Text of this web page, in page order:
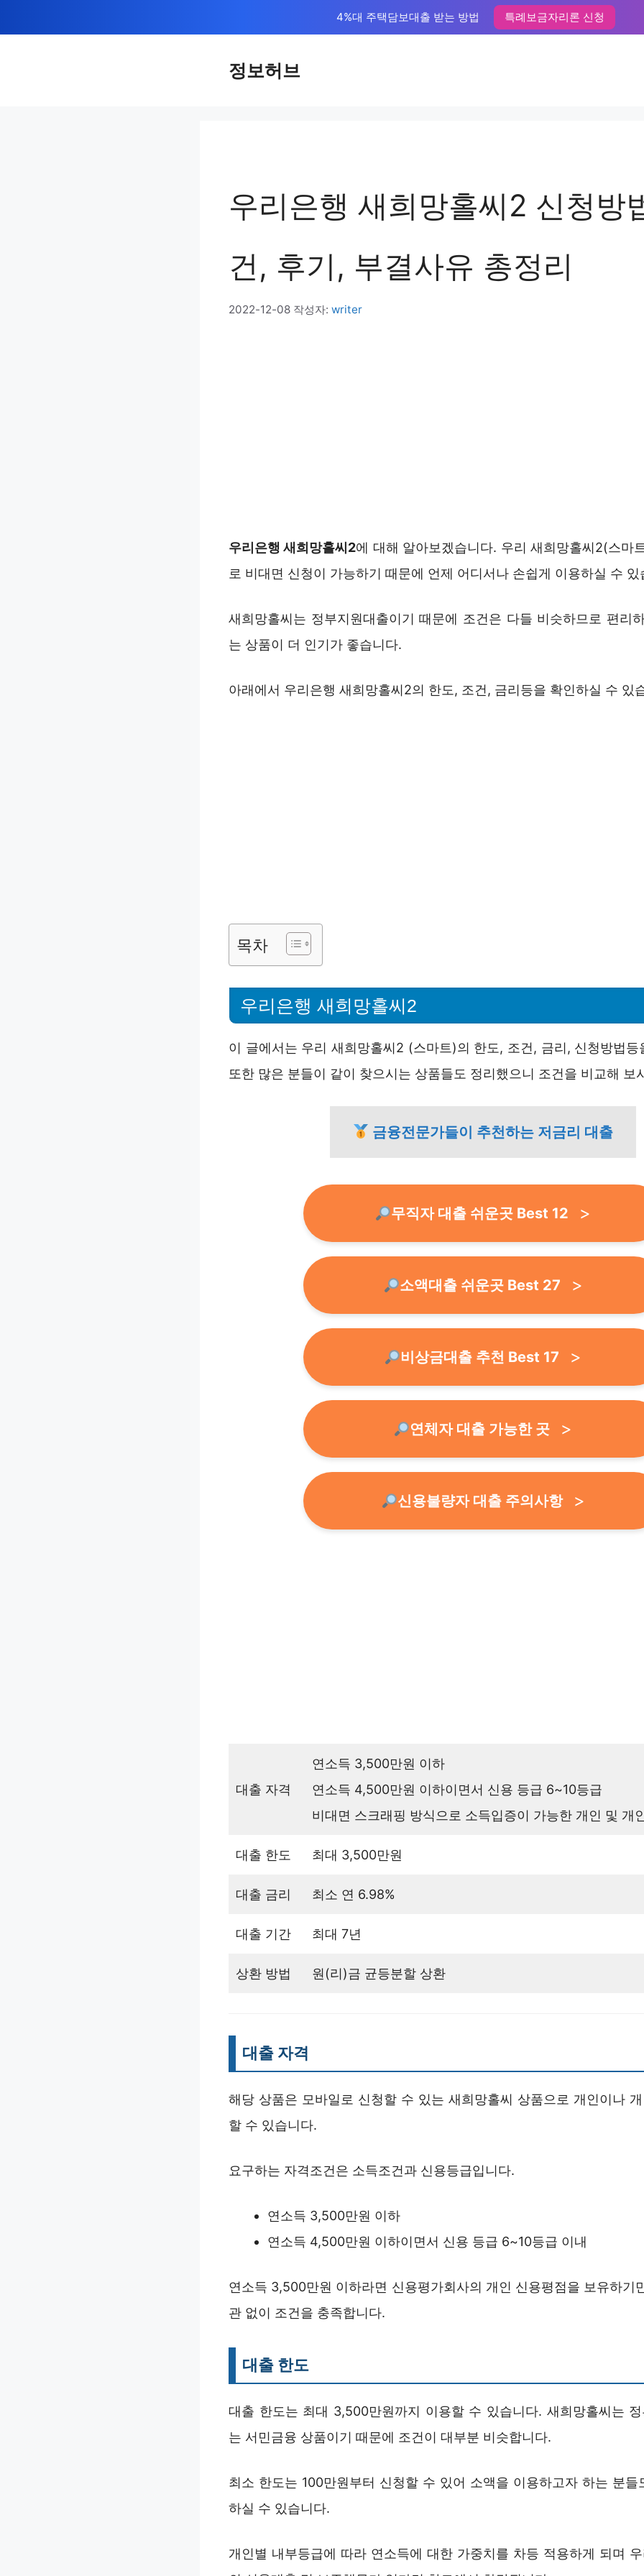
텐
4%대 주택담보대출 받는 방법 특례보금자리론 신청
정보허브
우리은행 새희망홀씨2 신청방
건, 후기, 부결사유 총정리
2022-12-08 작성자: writer
우리은행 새희망홀씨2에 대해 알아보겠습니다. 우리 새희망홀씨2(스마
로 비대면 신청이 가능하기 때문에 언제 어디서나 손쉽게 이용하실 수 있
새희망홀씨는 정부지원대출이기 때문에 조건은 다들 비슷하므로 편리
는 상품이 더 인기가 좋습니다.
아래에서 우리은행 새희망홀씨2의 한도, 조건, 금리등을 확인하실 수 있
목차
우리은행 새희망홀씨2
이 글에서는 우리 새희망홀씨2 (스마트)의 한도, 조건, 금리, 신청방법등
또한 많은 분들이 같이 찾으시는 상품들도 정리했으니 조건을 비교해 보
금융전문가들이 추천하는 저금리 대출
무직자 대출 쉬운곳 Best 12
소액대출 쉬운곳 Best 27
비상금대출 추천 Best 17
연체자 대출 가능한 곳
신용불량자 대출 주의사항
대출 자격
연소득 3,500만원 이하
연소득 4,500만원 이하이면서 신용 등급 6~10등급
비대면 스크래핑 방식으로 소득입증이 가능한 개인 및 개
대출 한도 최대 3,500만원
대출 금리 최소 연 6.98%
대출 기간 최대 7년
상환 방법 원(리)금 균등분할 상환
대출 자격
해당 상품은 모바일로 신청할 수 있는 새희망홀씨 상품으로 개인이나
할 수 있습니다.
요구하는 자격조건은 소득조건과 신용등급입니다.
연소득 3,500만원 이하
연소득 4,500만원 이하이면서 신용 등급 6~10등급 이내
연소득 3,500만원 이하라면 신용평가회사의 개인 신용평점을 보유하기
관 없이 조건을 충족합니다.
대출 한도
대출 한도는 최대 3,500만원까지 이용할 수 있습니다. 새희망홀씨는
는 서민금융 상품이기 때문에 조건이 대부분 비슷합니다.
최소 한도는 100만원부터 신청할 수 있어 소액을 이용하고자 하는 분들
하실 수 있습니다.
개인별 내부등급에 따라 연소득에 대한 가중치를 차등 적용하게 되며